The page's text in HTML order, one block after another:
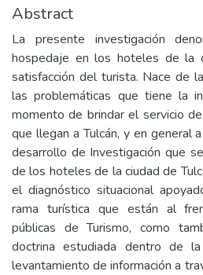
Abstract
La presente investigación
hospedaje en los hoteles de la
satisfacción del turista. Nace de
las problemáticas que tiene la
momento de brindar el servicio
que llegan a Tulcán, y en general
desarrollo de Investigación que
de los hoteles de la ciudad de
el diagnóstico situacional
rama turística que están al
públicas de Turismo, como
doctrina estudiada dentro de
levantamiento de información a